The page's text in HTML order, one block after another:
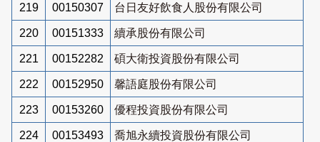
219 00150307 台日友好飲食人股份有限公司
220 00151333 續承股份有限公司
221 00152282 碩大衛投資股份有限公司
222 00152950 馨語庭股份有限公司
223 00153260 優程投資股份有限公司
224 00153493 喬旭永續投資股份有限公司